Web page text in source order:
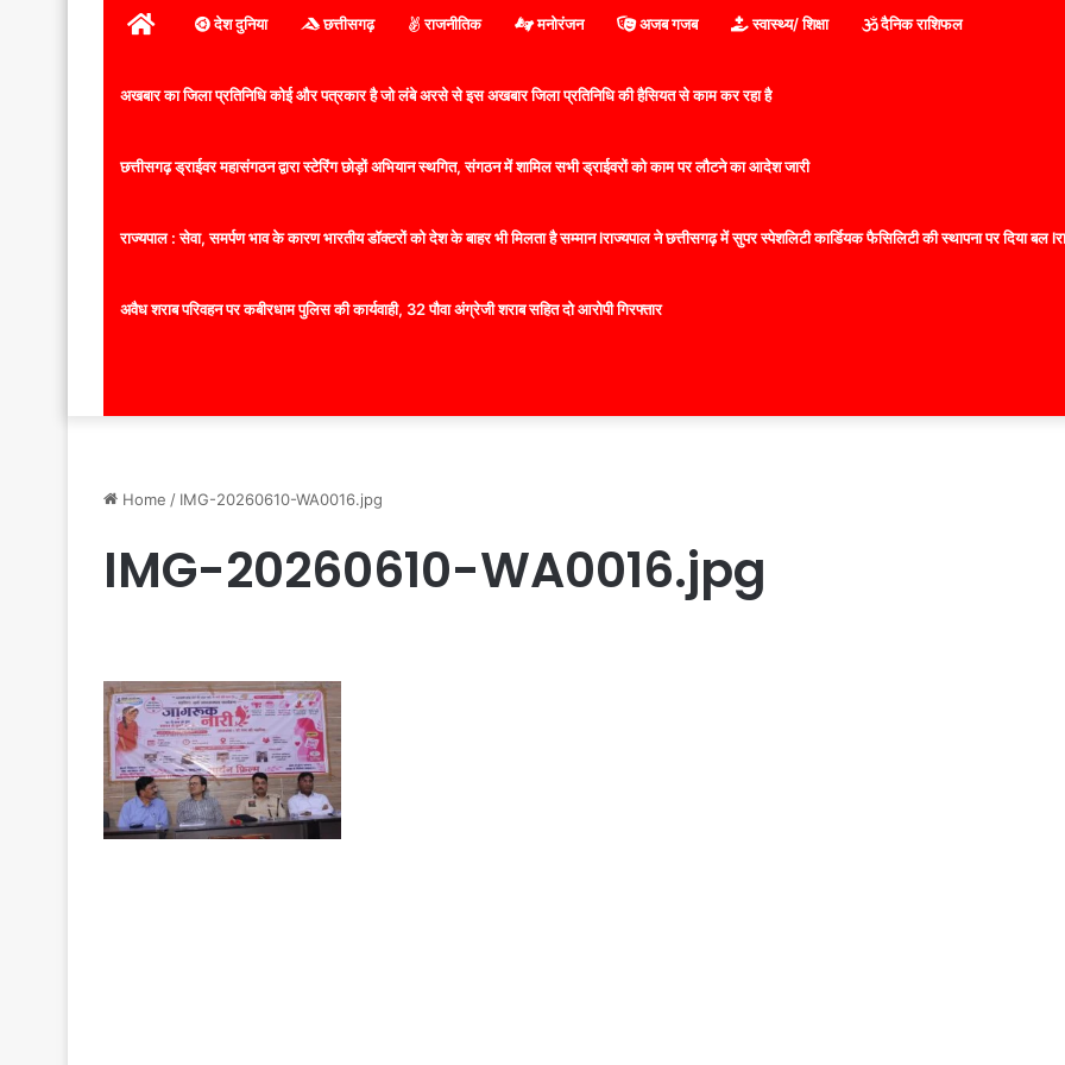
होम देश दुनिया छत्तीसगढ़ राजनीतिक मनोरंजन अजब गजब स्वास्थ्य/ शिक्षा दैनिक राशिफल
अखबार का जिला प्रतिनिधि कोई और पत्रकार है जो लंबे अरसे से इस अखबार जिला प्रतिनिधि की हैसियत से काम कर रहा है
छत्तीसगढ़ ड्राईवर महासंगठन द्वारा स्टेरिंग छोड़ों अभियान स्थगित, संगठन में शामिल सभी ड्राईवरों को काम पर लौटने का आदेश जारी
राज्यपाल : सेवा, समर्पण भाव के कारण भारतीय डॉक्टरों को देश के बाहर भी मिलता है सम्मान lराज्यपाल ने छत्तीसगढ़ में सुपर स्पेशलिटी कार्डियक फैसिलिटी की स्थापना पर दिया
अवैध शराब परिवहन पर कबीरधाम पुलिस की कार्यवाही, 32 पौवा अंग्रेजी शराब सहित दो आरोपी गिरफ्तार
Home / IMG-20260610-WA0016.jpg
IMG-20260610-WA0016.jpg